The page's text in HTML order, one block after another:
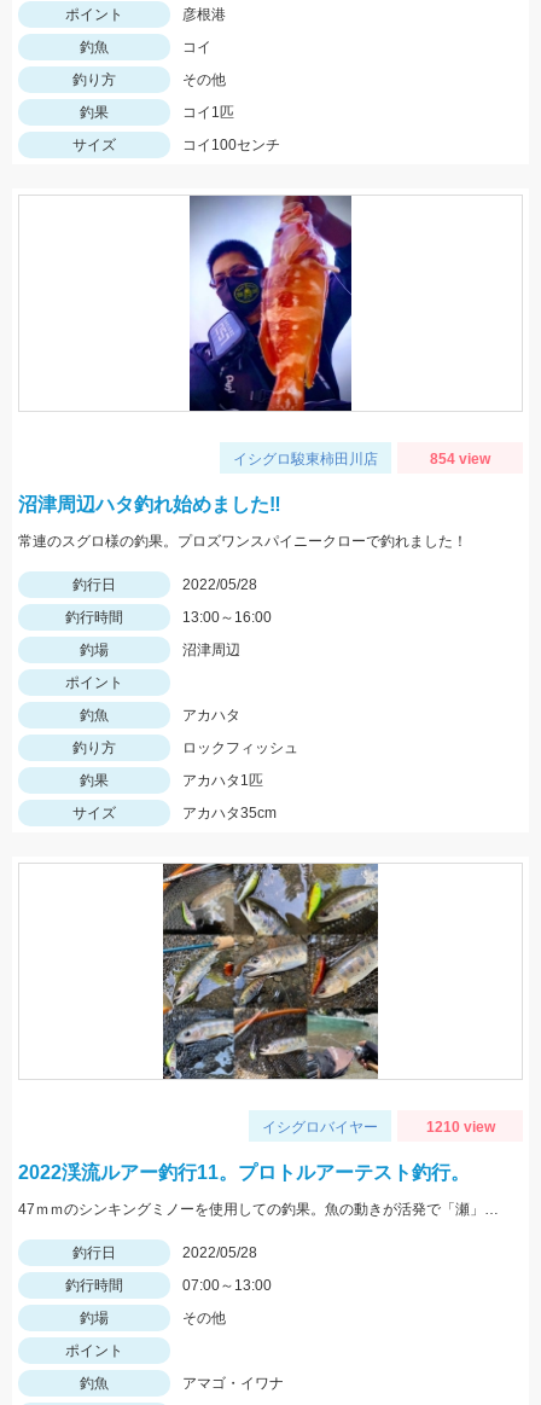
ポイント
彦根港
釣魚
コイ
釣り方
その他
釣果
コイ1匹
サイズ
コイ100センチ
イシグロ駿東柿田川店 854 view
沼津周辺ハタ釣れ始めました‼
常連のスグロ様の釣果。プロズワンスパイニークローで釣れました！
釣行日
2022/05/28
釣行時間
13:00～16:00
釣場
沼津周辺
ポイント
釣魚
アカハタ
釣り方
ロックフィッシュ
釣果
アカハタ1匹
サイズ
アカハタ35cm
イシグロバイヤー 1210 view
2022渓流ルアー釣行11。プロトルアーテスト釣行。
47ｍｍのシンキングミノーを使用しての釣果。魚の動きが活発で「瀬」での釣果が多い状況でした。
釣行日
2022/05/28
釣行時間
07:00～13:00
釣場
その他
ポイント
釣魚
アマゴ・イワナ